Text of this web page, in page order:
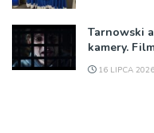
Tarnowski
kamery.
16 LIPCA 2026